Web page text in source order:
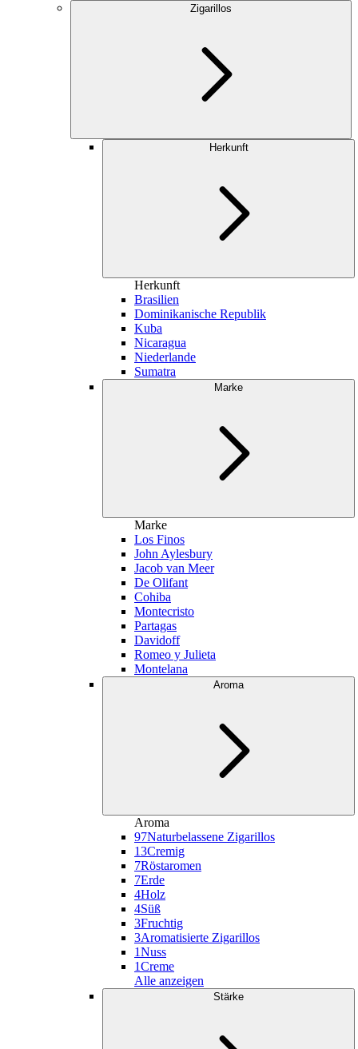
Zigarillos
Herkunft
Herkunft
Brasilien
Dominikanische Republik
Kuba
Nicaragua
Niederlande
Sumatra
Marke
Marke
Los Finos
John Aylesbury
Jacob van Meer
De Olifant
Cohiba
Montecristo
Partagas
Davidoff
Romeo y Julieta
Montelana
Aroma
Aroma
97Naturbelassene Zigarillos
13Cremig
7Röstaromen
7Erde
4Holz
4Süß
3Fruchtig
3Aromatisierte Zigarillos
1Nuss
1Creme
Alle anzeigen
Stärke